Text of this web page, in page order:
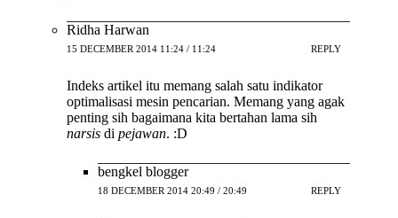
Ridha Harwan
15 DECEMBER 2014 11:24 / 11:24 REPLY
Indeks artikel itu memang salah satu indikator
optimalisasi mesin pencarian. Memang yang agak
penting sih bagaimana kita bertahan lama sih
narsis di pejawan. :D
bengkel blogger
18 DECEMBER 2014 20:49 / 20:49 REPLY